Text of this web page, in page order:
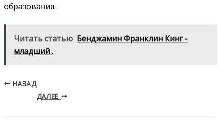
образования.
Читать статью Бенджамин Франклин Кинг -
младший .
НАЗАД
ДАЛЕЕ